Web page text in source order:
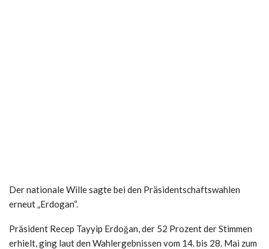
Der nationale Wille sagte bei den Präsidentschaftswahlen
erneut „Erdogan“.
Präsident Recep Tayyip Erdoğan, der 52 Prozent der Stimmen
erhielt, ging laut den Wahlergebnissen vom 14. bis 28. Mai zum